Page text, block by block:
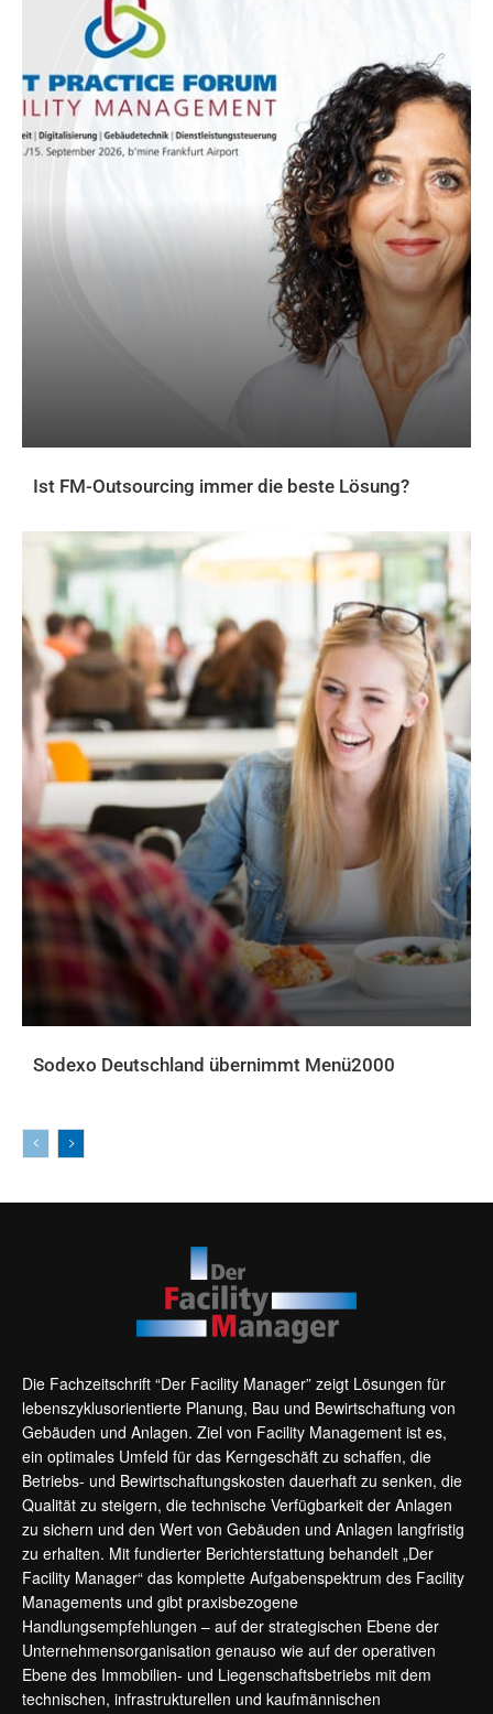
Ist FM-Outsourcing immer die beste Lösung?
Sodexo Deutschland übernimmt Menü2000
Die Fachzeitschrift “Der Facility Manager” zeigt Lösungen für
lebenszyklusorientierte Planung, Bau und Bewirtschaftung von
Gebäuden und Anlagen. Ziel von Facility Management ist es,
ein optimales Umfeld für das Kerngeschäft zu schaffen, die
Betriebs- und Bewirtschaftungskosten dauerhaft zu senken, die
Qualität zu steigern, die technische Verfügbarkeit der Anlagen
zu sichern und den Wert von Gebäuden und Anlagen langfristig
zu erhalten. Mit fundierter Berichterstattung behandelt „Der
Facility Manager“ das komplette Aufgabenspektrum des Facility
Managements und gibt praxisbezogene
Handlungsempfehlungen – auf der strategischen Ebene der
Unternehmensorganisation genauso wie auf der operativen
Ebene des Immobilien- und Liegenschaftsbetriebs mit dem
technischen, infrastrukturellen und kaufmännischen